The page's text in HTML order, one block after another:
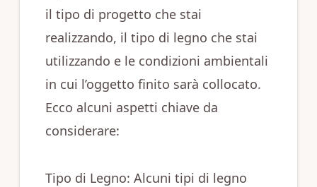
il tipo di progetto che stai
realizzando, il tipo di legno che stai
utilizzando e le condizioni ambientali
in cui l’oggetto finito sarà collocato.
Ecco alcuni aspetti chiave da
considerare:
Tipo di Legno: Alcuni tipi di legno